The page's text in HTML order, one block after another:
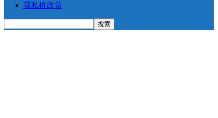
隱私權政策